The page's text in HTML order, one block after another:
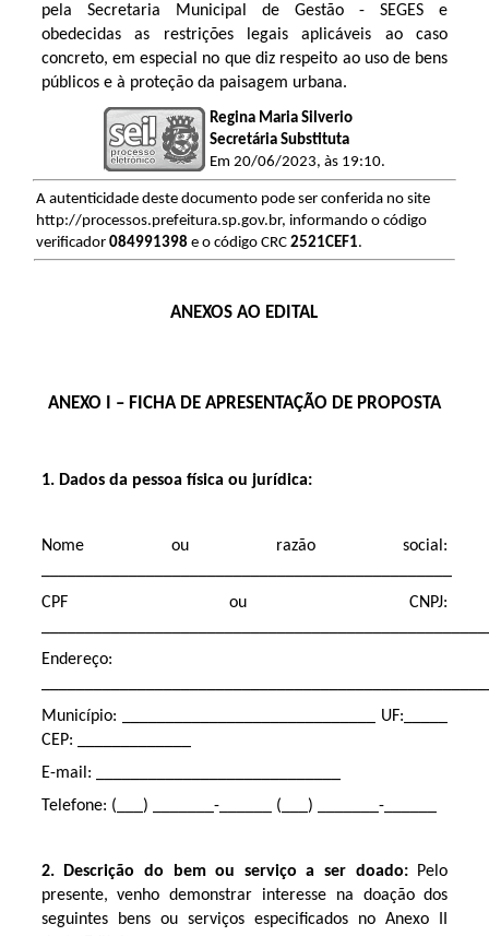
pela Secretaria Municipal de Gestão - SEGES e
obedecidas as restrições legais aplicáveis ao caso
concreto, em especial no que diz respeito ao uso de bens
públicos e à proteção da paisagem urbana.
Regina Maria Silverio
Secretária Substituta
Em 20/06/2023, às 19:10.
A autenticidade deste documento pode ser conferida no site
http://processos.prefeitura.sp.gov.br, informando o código
verificador 084991398e o código CRC 2521CEF1.
ANEXOS AO EDITAL
ANEXO I – FICHA DE APRESENTAÇÃO DE PROPOSTA
1. Dados da pessoa física ou jurídica:
Nome ou razão social:
CPF ou CNPJ:
Endereço:
Município: _____________________________ UF:_____
CEP: _____________
E-mail: ____________________________
Telefone: (___) _______-______ (___) _______-______
2. Descrição do bem ou serviço a ser doado:Pelo
presente, venho demonstrar interesse na doação dos
seguintes bens ou serviços especificados no Anexo II